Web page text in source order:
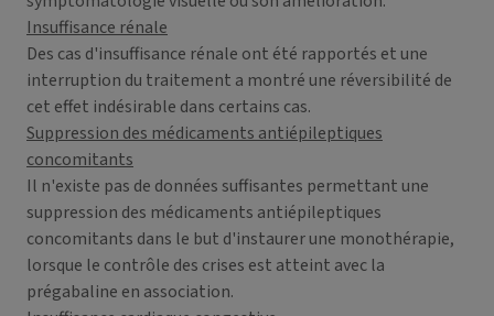
Insuffisance rénale
Des cas d'insuffisance rénale ont été rapportés et une
interruption du traitement a montré une réversibilité de
cet effet indésirable dans certains cas.
Suppression des médicaments antiépileptiques
concomitants
Il n'existe pas de données suffisantes permettant une
suppression des médicaments antiépileptiques
concomitants dans le but d'instaurer une monothérapie,
lorsque le contrôle des crises est atteint avec la
prégabaline en association.